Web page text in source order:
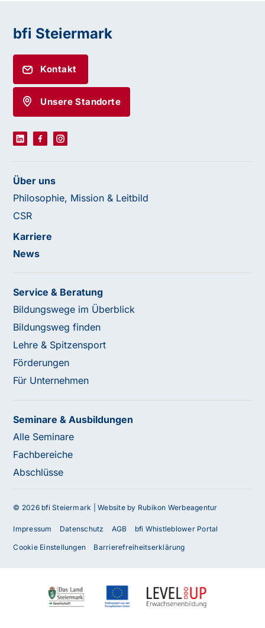
bfi Steiermark
Kontakt
Unsere Standorte
Über uns
Philosophie, Mission & Leitbild
CSR
Karriere
News
Service & Beratung
Bildungswege im Überblick
Bildungsweg finden
Lehre & Spitzensport
Förderungen
Für Unternehmen
Seminare & Ausbildungen
Alle Seminare
Fachbereiche
Abschlüsse
© 2026 bfi Steiermark |Website by Rubikon Werbeagentur
Impressum Datenschutz AGB bfi Whistleblower Portal
Cookie Einstellungen Barrierefreiheitserklärung